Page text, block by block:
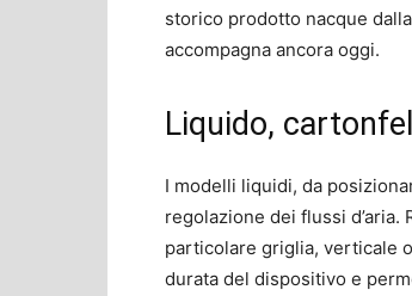
storico prodotto nacque
accompagna ancora oggi.
Liquido,
I modelli liquidi, da
regolazione dei flussi
particolare griglia, verticale
durata del dispositivo e